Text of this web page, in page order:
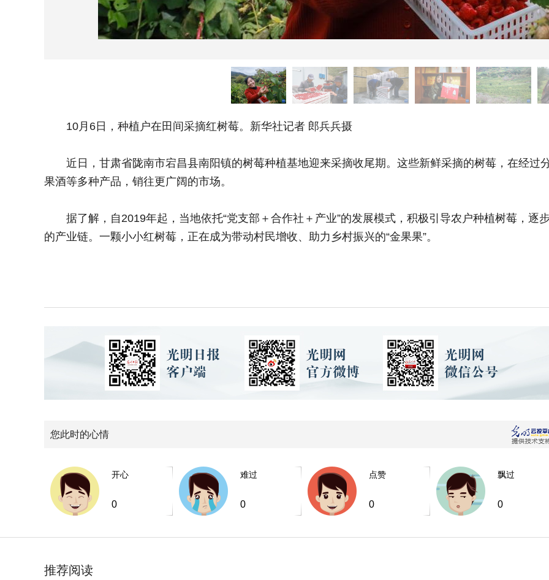
10月6日，种植户在田间采摘红树莓。新华社记者 郎兵兵摄
近日，甘肃省陇南市宕昌县南阳镇的树莓种植基地迎来采摘收尾期。这些新鲜采摘的树莓，在经过
果酒等多种产品，销往更广阔的市场。
据了解，自2019年起，当地依托“党支部＋合作社＋产业”的发展模式，积极引导农户种植树莓，逐
的产业链。一颗小小红树莓，正在成为带动村民增收、助力乡村振兴的“金果果”。
您此时的心情
开心
0
难过
0
点赞
0
飘过
0
推荐阅读